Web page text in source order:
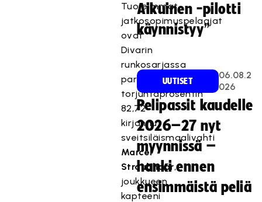
Tuoreimmat
jatkosopimuspelaajat
ovat
Divarin
runkosarjassa
parhaan
torjuntaprosentin
82,72
kirjannut
sveitsiläismaalivahti
Marcel
Straubhaar,
joukkueen
kapteeni
Aikuinen -pilotti
käynnistyy”
UUTISET
06.08.2
026
Pelipassit kaudelle
2026–27 nyt
myynnissä –
hanki ennen
ensimmäistä peliä